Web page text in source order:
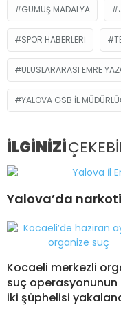
GÜMÜŞ MADALYA
SPOR HABERLERI
ULUSLARARASI EMRE
YALOVA GSB IL
İLGİNİZİ
Yalova’da
Kocaeli merkezli
suç operasyonunun
iki şüphelisi